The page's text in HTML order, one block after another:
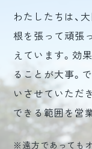
わたしたちは、
根を張って頑張
えています。効
ることが大事。
いさせていただ
できる範囲を営
※遠方であっても